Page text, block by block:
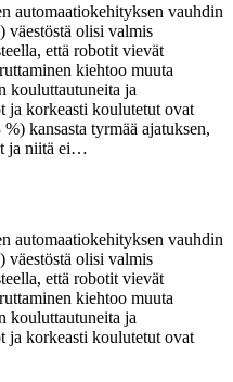
automaatiokehityksen vauhdin
väestöstä olisi valmis
että robotit vievät
kiehtoo muuta
kouluttautuneita ja
korkeasti koulutetut ovat
kansasta tyrmää ajatuksen,
ja niitä ei…
automaatiokehityksen vauhdin
väestöstä olisi valmis
että robotit vievät
kiehtoo muuta
kouluttautuneita ja
korkeasti koulutetut ovat